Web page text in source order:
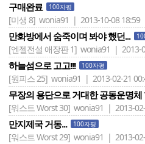
구매완료 100자평
[미생 8] wonia91 | 2013-10-08 18:59
만화방에서 숨죽이며 봐야 했던...
[엔젤전설 애장판 1] wonia91 | 2013-
하늘섬으로 고고!!! 100자평
[원피스 25] wonia91 | 2013-02-21
무장의 용단으로 거대한 공동운명체
[워스트 Worst 30] wonia91 | 2013-02-
만지제국 거동... 100자평
[워스트 Worst 29] wonia91 | 2013-